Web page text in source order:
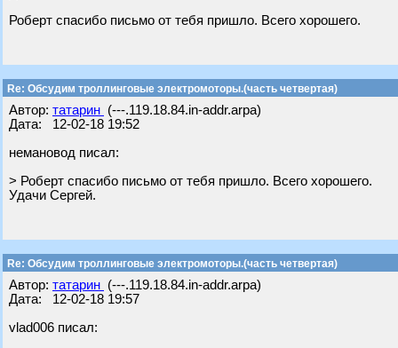
Роберт спасибо письмо от тебя пришло. Всего хорошего.
Re: Обсудим троллинговые электромоторы.(часть четвертая)
Автор: татарин (---.119.18.84.in-addr.arpa)
Дата: 12-02-18 19:52
немановод писал:
> Роберт спасибо письмо от тебя пришло. Всего хорошего.
Удачи Сергей.
Re: Обсудим троллинговые электромоторы.(часть четвертая)
Автор: татарин (---.119.18.84.in-addr.arpa)
Дата: 12-02-18 19:57
vlad006 писал: